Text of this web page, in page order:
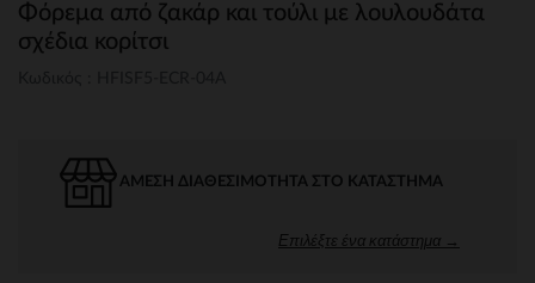
Φόρεμα από ζακάρ και τούλι με λουλουδάτα
σχέδια κορίτσι
ΆΜΕΣΗ ΔΙΑΘΕΣΙΜΌΤΗΤΑ ΣΤΟ ΚΑΤΆΣΤΗΜΑ
Επιλέξτε ένα κατάστημα →